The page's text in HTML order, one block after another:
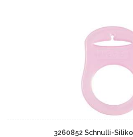
3260852 Schnulli-